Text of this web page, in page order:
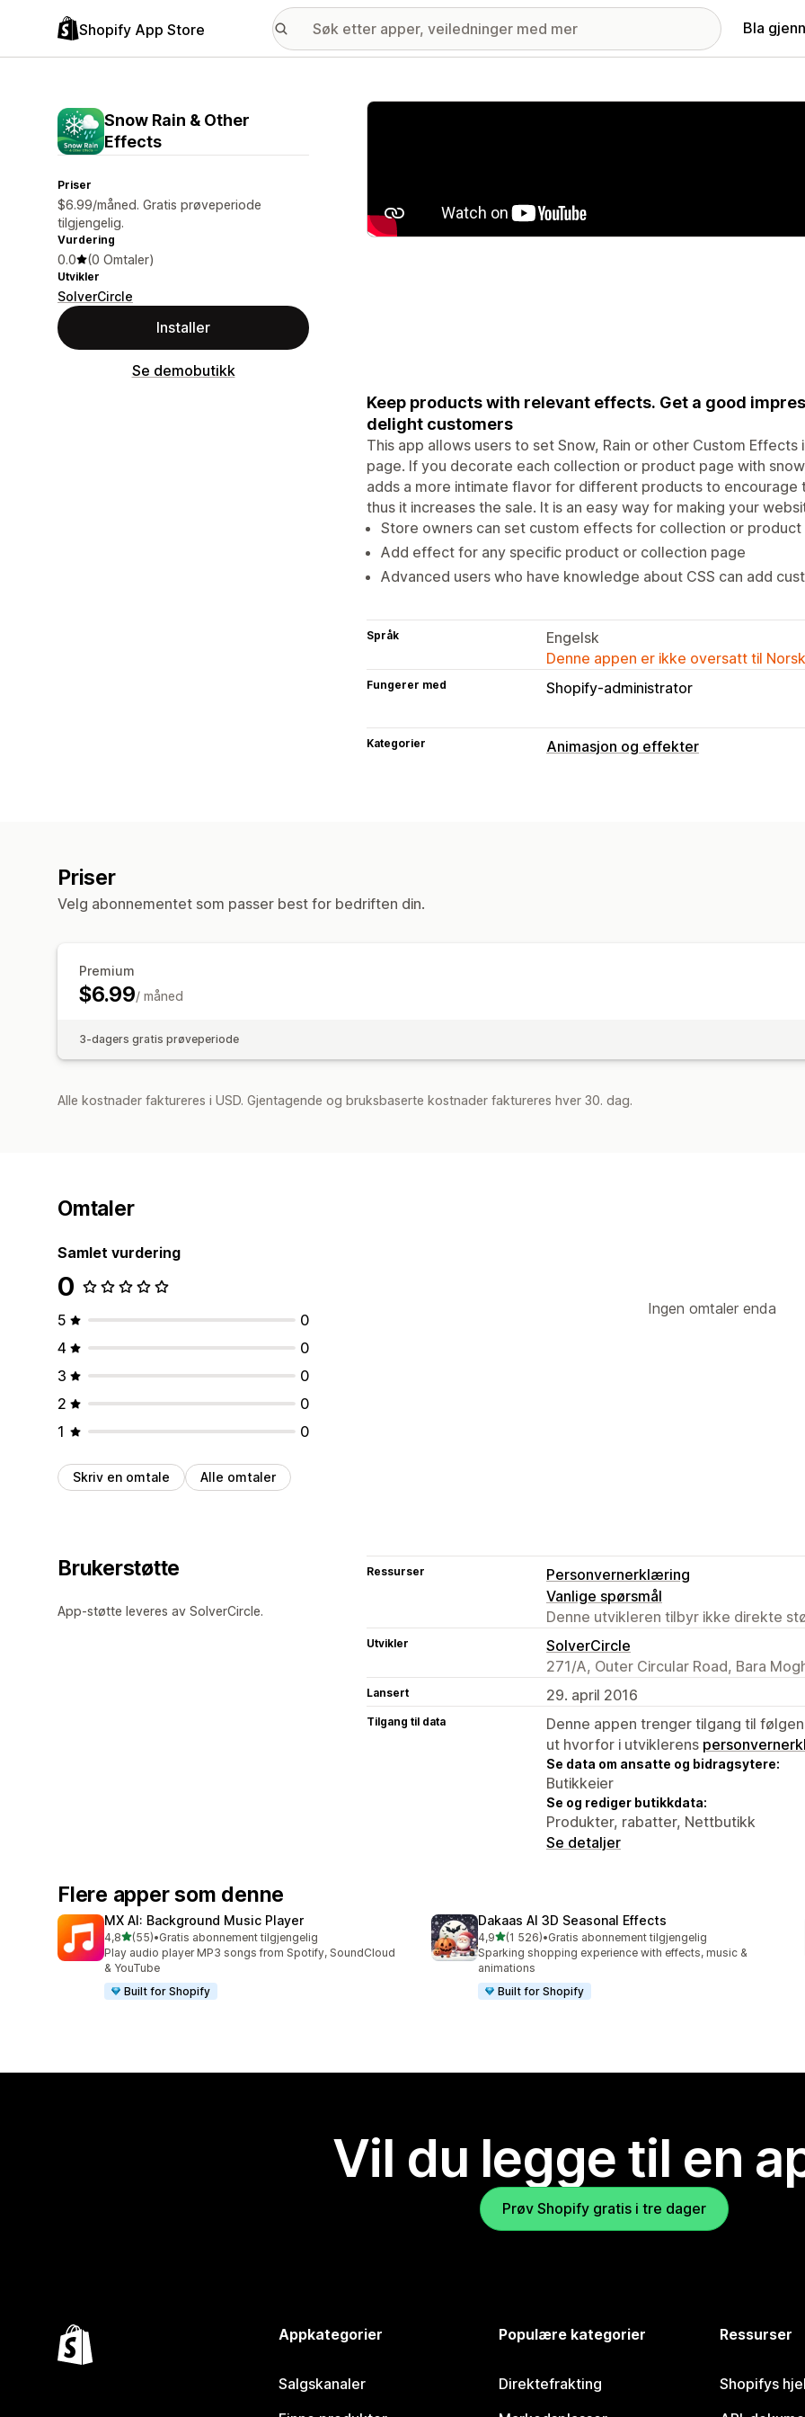
Shopify App Store Bla
Snow Rain & Other
Effects
Priser
$6.99/måned. Gratis prøveperiode
tilgjengelig.
Vurdering
0.0 (0 Omtaler)
Utvikler
SolverCircle
Installer
Se demobutikk
Galleri med fremhevede bilder
Keep products with relevant effects. Get a good
delight customers
This app allows users to set Snow, Rain or other Custom
page. If you decorate each collection or product page with
adds a more intimate flavor for different products to
thus it increases the sale. It is an easy way for making your
Store owners can set custom effects for collection or product
Add effect for any specific product or collection page
Advanced users who have knowledge about CSS can add
Språk
Engelsk
Denne appen er ikke oversatt til
Fungerer med Shopify-administrator
Kategorier Animasjon og effekter
Priser
Velg abonnementet som passer best for bedriften din.
Premium
$6.99/ måned
3-dagers gratis prøveperiode
Alle kostnader faktureres i USD. Gjentagende og bruksbaserte kostnader faktureres hver 30. dag.
Omtaler
Samlet vurdering
0
5
0
4
0
3
0
2
0
1
0
Skriv en omtale Alle omtaler
Ingen omtaler enda
Brukerstøtte
App-støtte leveres av SolverCircle.
Ressurser
Personvernerklæring
Vanlige spørsmål
Denne utvikleren tilbyr ikke direkte
Utvikler
SolverCircle
271/A, Outer Circular Road, Bara
Lansert 29. april 2016
Tilgang til data
Denne appen trenger tilgang til
ut hvorfor i utviklerens
Se data om ansatte og bidragsytere:
Butikkeier
Se og rediger butikkdata:
Produkter, rabatter, Nettbutikk
Se detaljer
Flere apper som denne
MX AI: Background Music Player
4,8av 5 stjerner
(55)
Totalt 55 omtaler
•Gratis abonnement tilgjengelig
Play audio player MP3 songs from Spotify, SoundCloud
& YouTube
Built for Shopify
Dakaas AI 3D Seasonal Effects
4,9av 5 stjerner
(1 526)
Totalt 1526 omtaler
•Gratis abonnement tilgjengelig
Sparking shopping experience with effects, music &
animations
Built for Shopify
Vil du legge til en
Prøv Shopify gratis i tre dager
Appkategorier
Salgskanaler
Populære kategorier
Direktefrakting
Ressurser
Shopifys